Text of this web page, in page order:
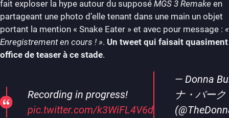
fait exploser la hype autour du supposé MGS 3 Remake en
partageant une photo d’elle tenant dans une main un objet
portant la mention « Snake Eater » et avec pour message : «
Enregistrement en cours ! ». Un tweet qui faisait quasiment
office de teaser à ce stade.
Recording in progress!
pic.twitter.com/k3WiFL4V6d
— Donna
ナ・バーク